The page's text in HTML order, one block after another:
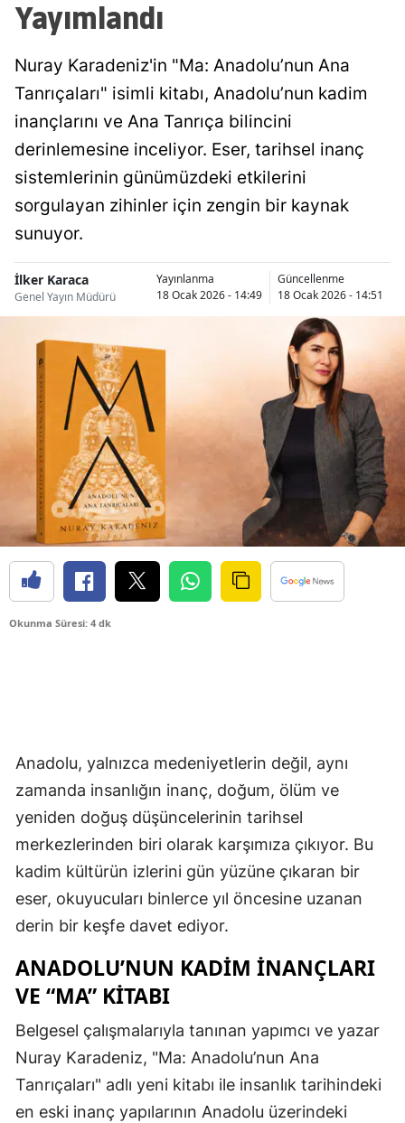
Yayımlandı
Nuray Karadeniz'in "Ma: Anadolu’nun Ana
Tanrıçaları" isimli kitabı, Anadolu’nun kadim
inançlarını ve Ana Tanrıça bilincini
derinlemesine inceliyor. Eser, tarihsel inanç
sistemlerinin günümüzdeki etkilerini
sorgulayan zihinler için zengin bir kaynak
sunuyor.
İlker Karaca
Genel Yayın Müdürü
Yayınlanma
18 Ocak 2026 - 14:49
Güncellenme
18 Ocak 2026 - 14:51
Okunma Süresi: 4 dk
Anadolu, yalnızca medeniyetlerin değil, aynı
zamanda insanlığın inanç, doğum, ölüm ve
yeniden doğuş düşüncelerinin tarihsel
merkezlerinden biri olarak karşımıza çıkıyor. Bu
kadim kültürün izlerini gün yüzüne çıkaran bir
eser, okuyucuları binlerce yıl öncesine uzanan
derin bir keşfe davet ediyor.
ANADOLU’NUN KADIM İNANÇLARI
VE “MA” KITABI
Belgesel çalışmalarıyla tanınan yapımcı ve yazar
Nuray Karadeniz, "Ma: Anadolu’nun Ana
Tanrıçaları" adlı yeni kitabı ile insanlık tarihindeki
en eski inanç yapılarının Anadolu üzerindeki